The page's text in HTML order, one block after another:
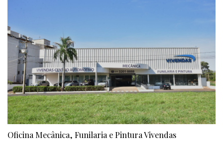
Oficina Mecânica, Funilaria e Pintura Vivendas